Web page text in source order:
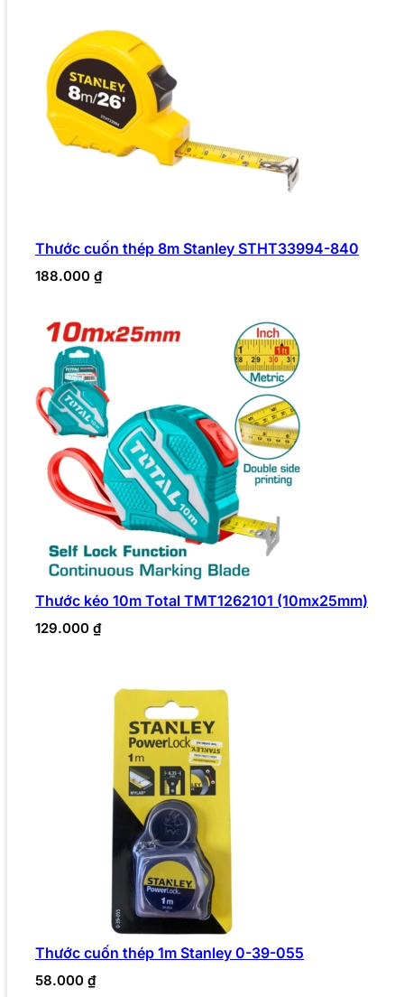
Thước cuốn thép 8m Stanley STHT33994-840
188.000 ₫
Thước kéo 10m Total TMT1262101 (10mx25mm)
129.000 ₫
Thước cuốn thép 1m Stanley 0-39-055
58.000 ₫